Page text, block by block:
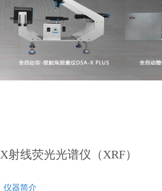
X射线荧光光谱仪（XRF）
仪器简介